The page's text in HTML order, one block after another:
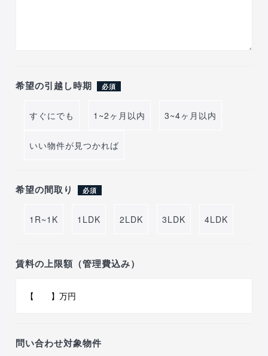
希望の引越し時期 必須
すぐにでも 1~2ヶ月以内 3~4ヶ月以内
いい物件が見つかれば
希望の間取り 必須
1R~1K 1LDK 2LDK 3LDK 4LDK
賃料の上限額（管理費込み）
問い合わせ対象物件